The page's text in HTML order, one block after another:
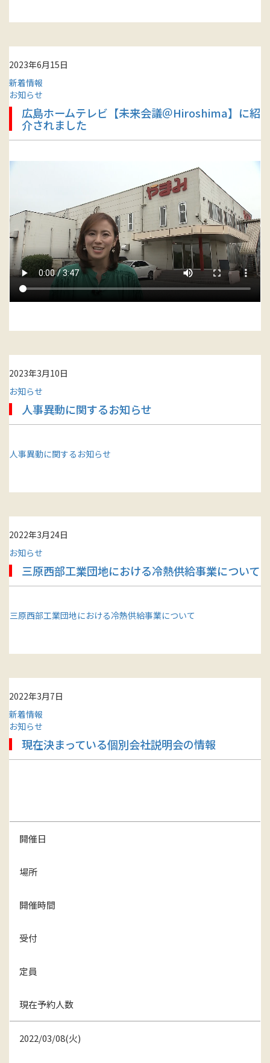
2023年6月15日
新着情報
お知らせ
広島ホームテレビ【未来会議＠Hiroshima】に紹
介されました
2023年3月10日
お知らせ
人事異動に関するお知らせ
人事異動に関するお知らせ
2022年3月24日
お知らせ
三原西部工業団地における冷熱供給事業について
三原西部工業団地における冷熱供給事業について
2022年3月7日
新着情報
お知らせ
現在決まっている個別会社説明会の情報
開催日
場所
開催時間
受付
定員
現在予約人数
2022/03/08(火)